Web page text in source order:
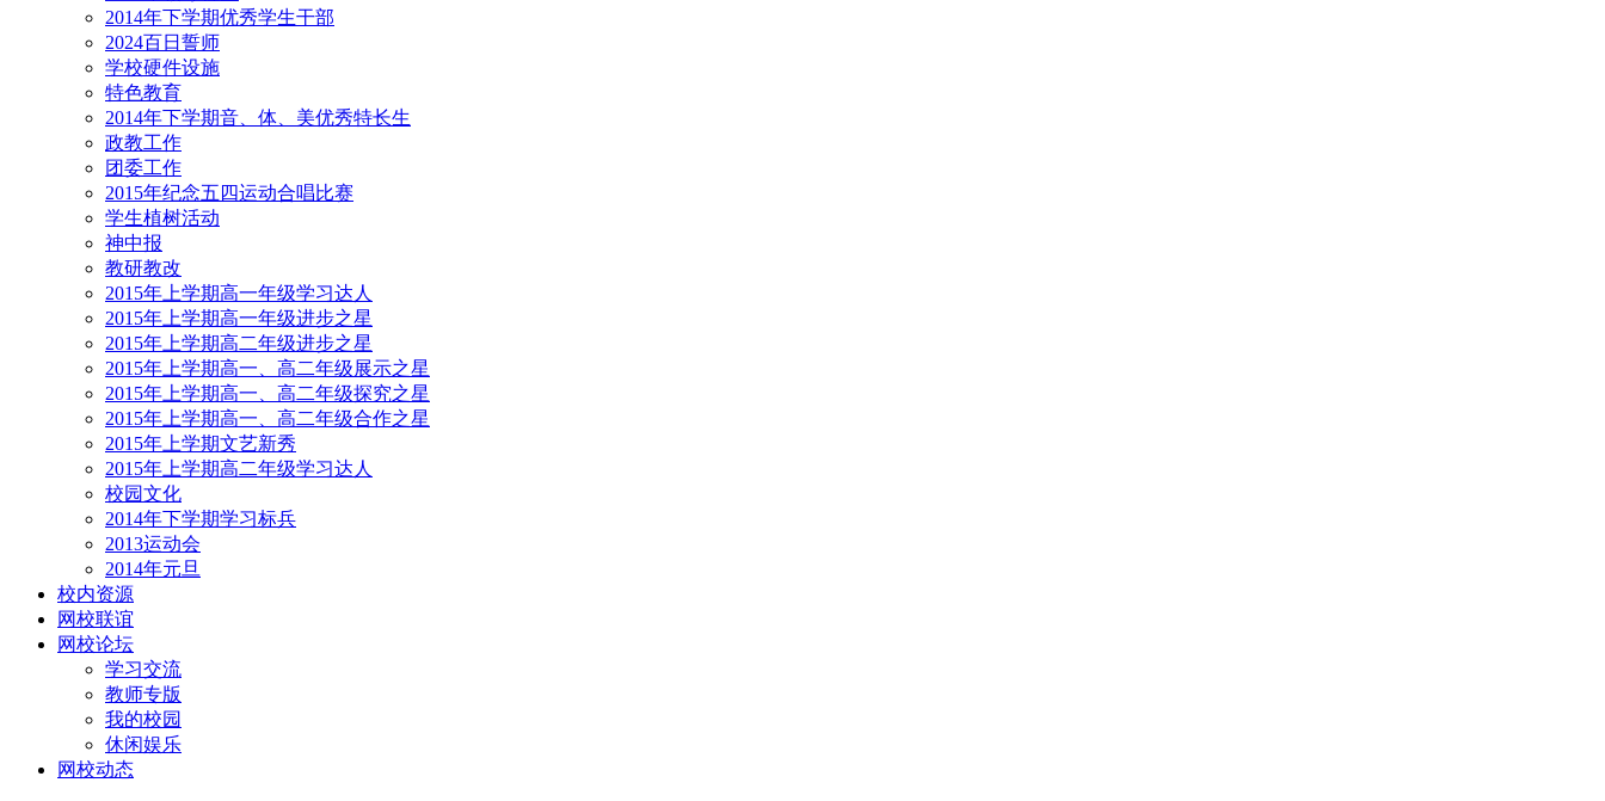
2014年下学期优秀学生干部
2024百日誓师
学校硬件设施
特色教育
2014年下学期音、体、美优秀特长生
政教工作
团委工作
2015年纪念五四运动合唱比赛
学生植树活动
神中报
教研教改
2015年上学期高一年级学习达人
2015年上学期高一年级进步之星
2015年上学期高二年级进步之星
2015年上学期高一、高二年级展示之星
2015年上学期高一、高二年级探究之星
2015年上学期高一、高二年级合作之星
2015年上学期文艺新秀
2015年上学期高二年级学习达人
校园文化
2014年下学期学习标兵
2013运动会
2014年元旦
校内资源
网校联谊
网校论坛
学习交流
教师专版
我的校园
休闲娱乐
网校动态